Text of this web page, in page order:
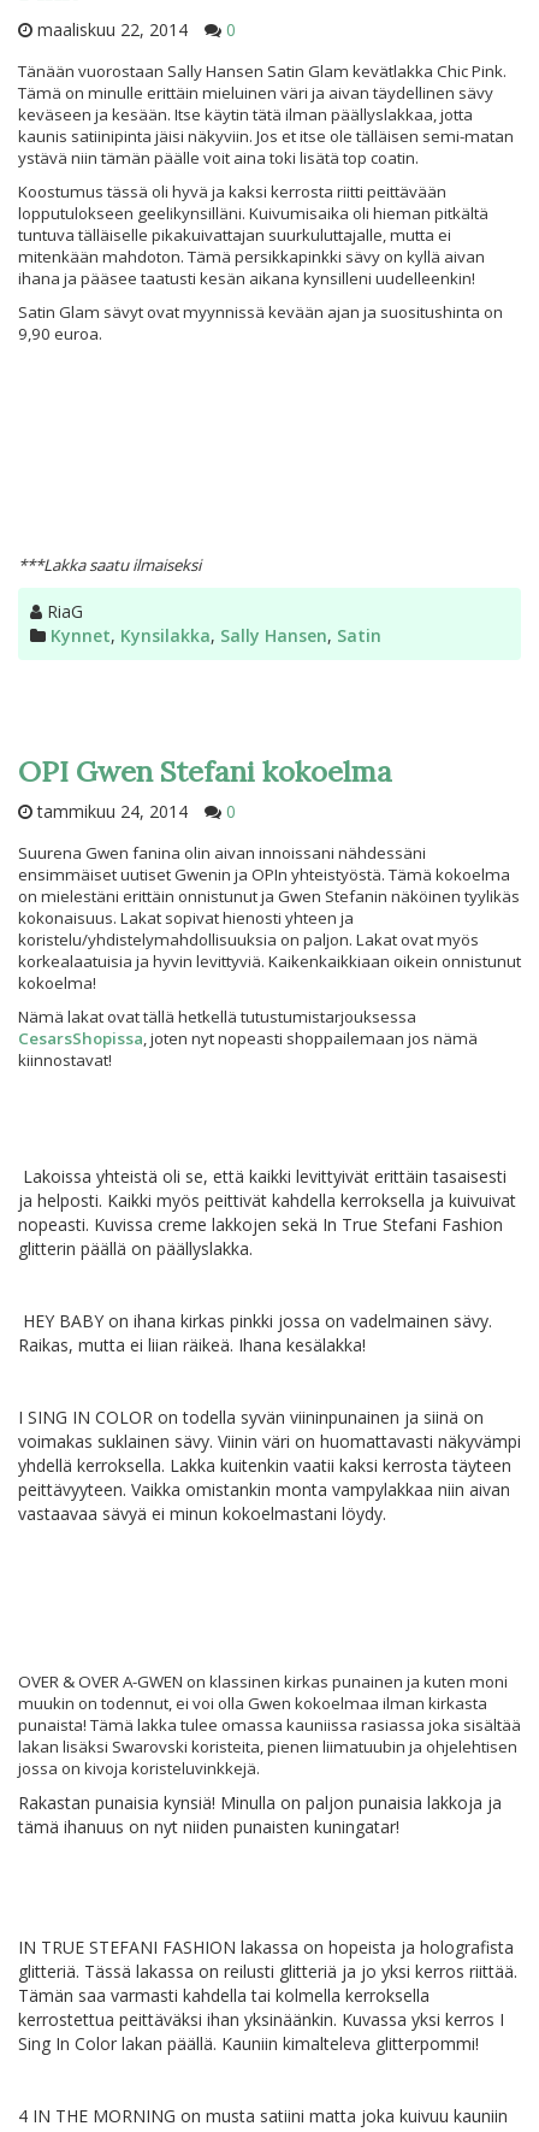
maaliskuu 22, 2014 0
Tänään vuorostaan Sally Hansen Satin Glam kevätlakka Chic Pink.
Tämä on minulle erittäin mieluinen väri ja aivan täydellinen sävy
keväseen ja kesään. Itse käytin tätä ilman päällyslakkaa, jotta
kaunis satiinipinta jäisi näkyviin. Jos et itse ole tälläisen semi-matan
ystävä niin tämän päälle voit aina toki lisätä top coatin.
Koostumus tässä oli hyvä ja kaksi kerrosta riitti peittävään
lopputulokseen geelikynsilläni. Kuivumisaika oli hieman pitkältä
tuntuva tälläiselle pikakuivattajan suurkuluttajalle, mutta ei
mitenkään mahdoton. Tämä persikkapinkki sävy on kyllä aivan
ihana ja pääsee taatusti kesän aikana kynsilleni uudelleenkin!
Satin Glam sävyt ovat myynnissä kevään ajan ja suositushinta on
9,90 euroa.
***Lakka saatu ilmaiseksi
Kirjoittaja
RiaG
Kategoriat
Kynnet, Kynsilakka, Sally Hansen, Satin
OPI Gwen Stefani kokoelma
tammikuu 24, 2014 0
Suurena Gwen fanina olin aivan innoissani nähdessäni
ensimmäiset uutiset Gwenin ja OPIn yhteistyöstä. Tämä kokoelma
on mielestäni erittäin onnistunut ja Gwen Stefanin näköinen tyylikäs
kokonaisuus. Lakat sopivat hienosti yhteen ja
koristelu/yhdistelymahdollisuuksia on paljon. Lakat ovat myös
korkealaatuisia ja hyvin levittyviä. Kaikenkaikkiaan oikein onnistunut
kokoelma!
Nämä lakat ovat tällä hetkellä tutustumistarjouksessa
CesarsShopissa, joten nyt nopeasti shoppailemaan jos nämä
kiinnostavat!
Lakoissa yhteistä oli se, että kaikki levittyivät erittäin tasaisesti
ja helposti. Kaikki myös peittivät kahdella kerroksella ja kuivuivat
nopeasti. Kuvissa creme lakkojen sekä In True Stefani Fashion
glitterin päällä on päällyslakka.
HEY BABY on ihana kirkas pinkki jossa on vadelmainen sävy.
Raikas, mutta ei liian räikeä. Ihana kesälakka!
I SING IN COLOR on todella syvän viininpunainen ja siinä on
voimakas suklainen sävy. Viinin väri on huomattavasti näkyvämpi
yhdellä kerroksella. Lakka kuitenkin vaatii kaksi kerrosta täyteen
peittävyyteen. Vaikka omistankin monta vampylakkaa niin aivan
vastaavaa sävyä ei minun kokoelmastani löydy.
OVER & OVER A-GWEN on klassinen kirkas punainen ja kuten moni
muukin on todennut, ei voi olla Gwen kokoelmaa ilman kirkasta
punaista! Tämä lakka tulee omassa kauniissa rasiassa joka sisältää
lakan lisäksi Swarovski koristeita, pienen liimatuubin ja ohjelehtisen
jossa on kivoja koristeluvinkkejä.
Rakastan punaisia kynsiä! Minulla on paljon punaisia lakkoja ja
tämä ihanuus on nyt niiden punaisten kuningatar!
IN TRUE STEFANI FASHION lakassa on hopeista ja holografista
glitteriä. Tässä lakassa on reilusti glitteriä ja jo yksi kerros riittää.
Tämän saa varmasti kahdella tai kolmella kerroksella
kerrostettua peittäväksi ihan yksinäänkin. Kuvassa yksi kerros I
Sing In Color lakan päällä. Kauniin kimalteleva glitterpommi!
4 IN THE MORNING on musta satiini matta joka kuivuu kauniin